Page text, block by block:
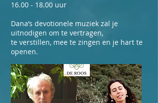
16.00 - 18.00 uur
Dana’s devotionele muziek zal je
uitnodigen om te vertragen,
te verstillen, mee te zingen en je hart te
openen. ​